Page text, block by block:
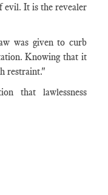
evil. It is the revealer
was given to curb
Knowing that it
restraint."
that lawlessness